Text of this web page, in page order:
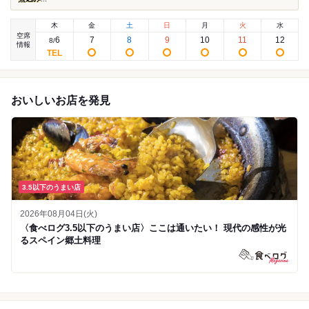
空席
情報
木
8/6
金
7
土
8
日
9
月
10
火
11
水
12
おいしいお店を発見
3.5以下のうまい店
2026年08月04日(火)
〈食べログ3.5以下のうまい店〉ここは通いたい！ 現代の感性が光
るスペイン郷土料理